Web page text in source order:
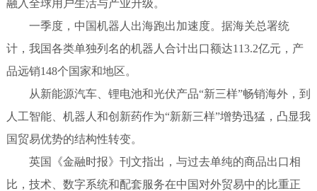
融入全球用户生活与产业升级。
一季度，中国机器人出海跑出加速度。据海关总署统
计，我国各类单独列名的机器人合计出口额达113.2亿元，产
品远销148个国家和地区。
从新能源汽车、锂电池和光伏产品“新三样”畅销海外，到
人工智能、机器人和创新药作为“新新三样”增势迅猛，凸显我
国贸易优势的结构性转变。
英国《金融时报》刊文指出，与过去单纯的商品出口相
比，技术、数字系统和配套服务在中国对外贸易中的比重正